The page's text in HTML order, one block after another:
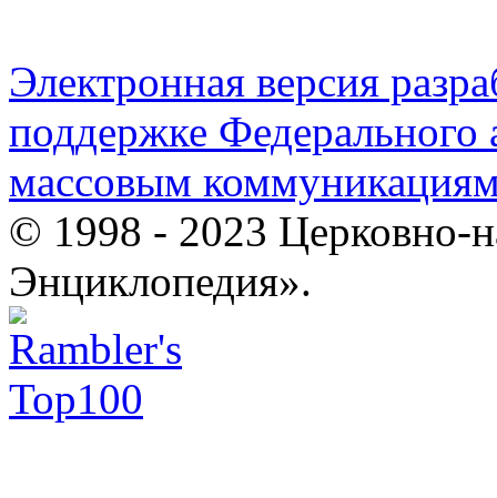
Электронная версия
поддержке Федерального
массовым
© 1998 - 2023 Церковно-
Энциклопедия».